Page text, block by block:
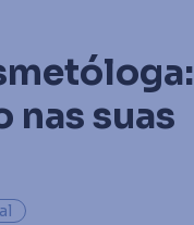
nas suas